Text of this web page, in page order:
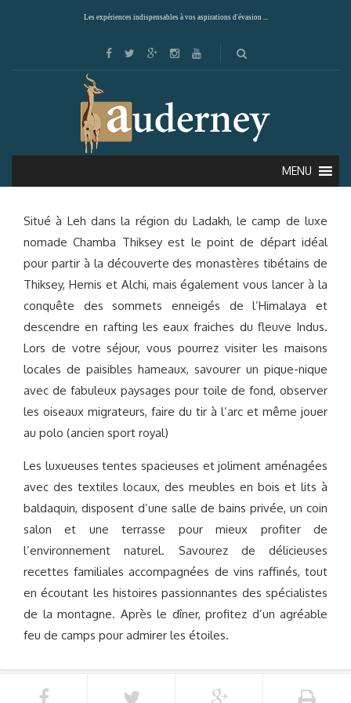
Les expériences indispensables à vos aspirations d'évasion ...
MENU
CHAMBA CAMP THIKSEY (LEH)
Situé à Leh dans la région du Ladakh, le camp de luxe
nomade Chamba Thiksey est le point de départ idéal
pour partir à la découverte des monastères tibétains de
Thiksey, Hemis et Alchi, mais également vous lancer à la
conquête des sommets enneigés de l’Himalaya et
descendre en rafting les eaux fraiches du fleuve Indus.
Lors de votre séjour, vous pourrez visiter les maisons
locales de paisibles hameaux, savourer un pique-nique
avec de fabuleux paysages pour toile de fond, observer
les oiseaux migrateurs, faire du tir à l’arc et même jouer
au polo (ancien sport royal)
Les luxueuses tentes spacieuses et joliment aménagées
avec des textiles locaux, des meubles en bois et lits à
baldaquin, disposent d’une salle de bains privée, un coin
salon et une terrasse pour mieux profiter de
l’environnement naturel. Savourez de délicieuses
recettes familiales accompagnées de vins raffinés, tout
en écoutant les histoires passionnantes des spécialistes
de la montagne. Après le dîner, profitez d’un agréable
feu de camps pour admirer les étoiles.